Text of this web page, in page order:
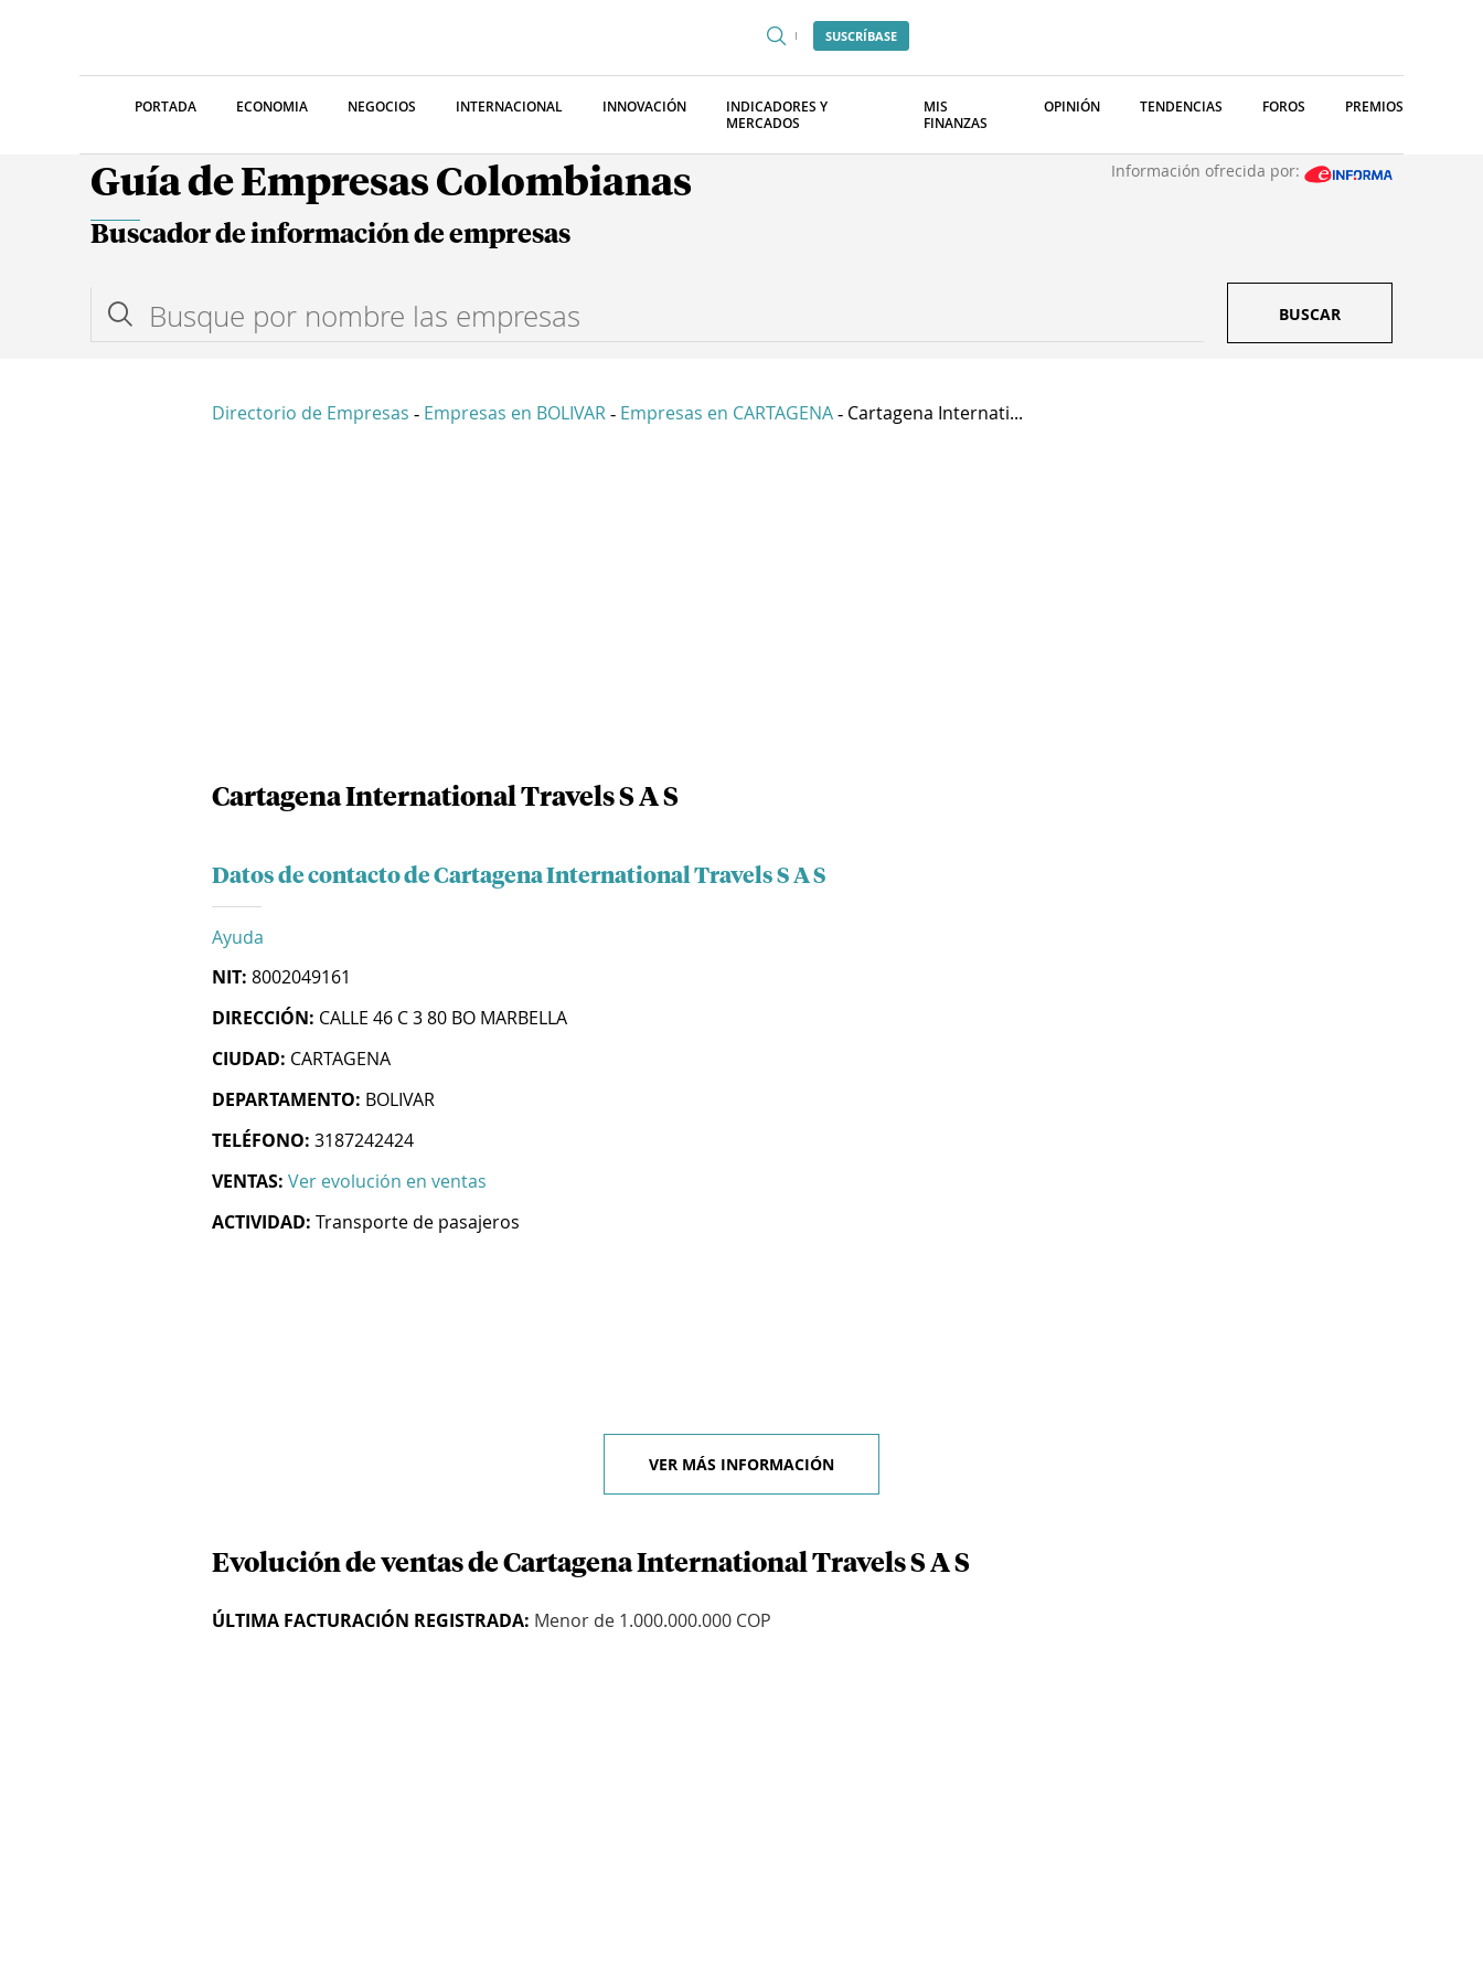
SUSCRÍBASE
PORTADA ECONOMIA NEGOCIOS INTERNACIONAL INNOVACIÓN
INDICADORES Y
MERCADOS
MIS
FINANZAS
OPINIÓN TENDENCIAS FOROS PREMIOS
Guía de Empresas Colombianas Información ofrecida por:
Buscador de información de empresas
BUSCAR
Directorio de Empresas - Empresas en BOLIVAR - Empresas en CARTAGENA - Cartagena Internati...
Cartagena International Travels S A S
Datos de contacto de Cartagena International Travels S A S
Ayuda
NIT: 8002049161
DIRECCIÓN: CALLE 46 C 3 80 BO MARBELLA
CIUDAD: CARTAGENA
DEPARTAMENTO: BOLIVAR
TELÉFONO: 3187242424
VENTAS: Ver evolución en ventas
ACTIVIDAD: Transporte de pasajeros
VER MÁS INFORMACIÓN
Evolución de ventas de Cartagena International Travels S A S
ÚLTIMA FACTURACIÓN REGISTRADA: Menor de 1.000.000.000 COP